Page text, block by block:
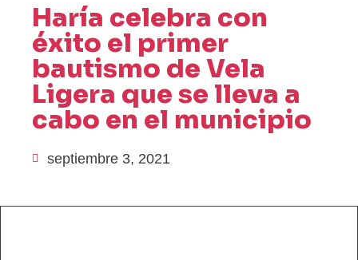
Haría celebra con
éxito el primer
bautismo de Vela
Ligera que se lleva a
cabo en el municipio
septiembre 3, 2021